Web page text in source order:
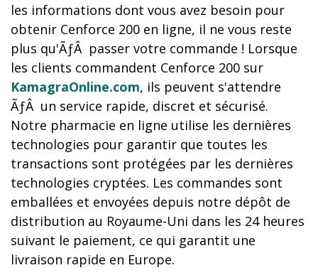
les informations dont vous avez besoin pour
obtenir Cenforce 200 en ligne, il ne vous reste
plus qu'ÃƒÂ passer votre commande ! Lorsque
les clients commandent Cenforce 200 sur
KamagraOnline.com, ils peuvent s'attendre
ÃƒÂ un service rapide, discret et sécurisé.
Notre pharmacie en ligne utilise les dernières
technologies pour garantir que toutes les
transactions sont protégées par les dernières
technologies cryptées. Les commandes sont
emballées et envoyées depuis notre dépôt de
distribution au Royaume-Uni dans les 24 heures
suivant le paiement, ce qui garantit une
livraison rapide en Europe.